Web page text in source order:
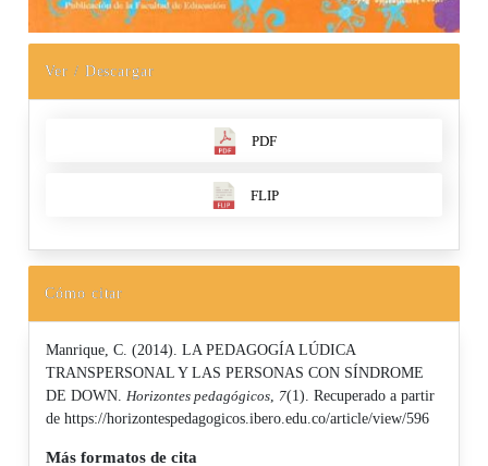
Ver / Descargar
PDF
FLIP
Cómo citar
Manrique, C. (2014). LA PEDAGOGÍA LÚDICA
TRANSPERSONAL Y LAS PERSONAS CON SÍNDROME
DE DOWN.Horizontes pedagógicos, 7(1). Recuperado a partir
de https://horizontespedagogicos.ibero.edu.co/article/view/596
Más formatos de cita